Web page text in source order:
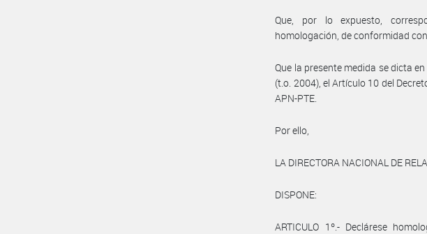
Que, por lo expuesto,
homologación, de conformidad
Que la presente medida se dicta
(t.o. 2004), el Artículo 10 del
APN-PTE.
Por ello,
LA DIRECTORA NACIONAL DE
DISPONE:
ARTICULO 1º.- Declárese